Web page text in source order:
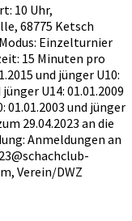
10 Uhr,
68775 Ketsch
Einzelturnier
15 Minuten pro
und jünger U10:
U14: 01.01.2009
01.01.2003 und jünger
29.04.2023 an die
Anmeldungen an
Verein/DWZ